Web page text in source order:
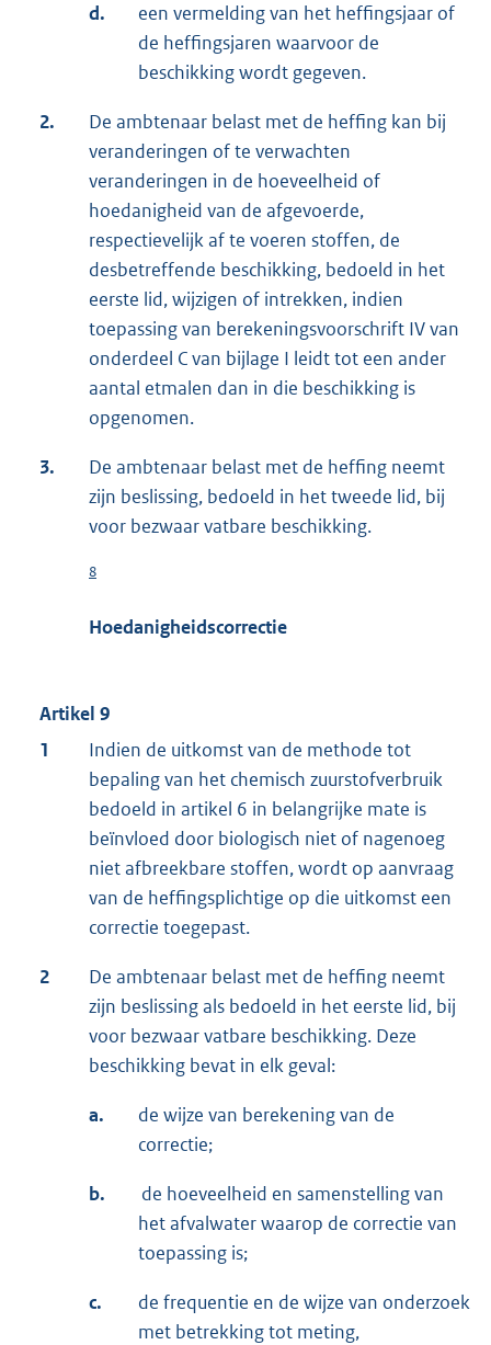
d.
een vermelding van het heffingsjaar of
de heffingsjaren waarvoor de
beschikking wordt gegeven.
2.
De ambtenaar belast met de heffing kan bij
veranderingen of te verwachten
veranderingen in de hoeveelheid of
hoedanigheid van de afgevoerde,
respectievelijk af te voeren stoffen, de
desbetreffende beschikking, bedoeld in het
eerste lid, wijzigen of intrekken, indien
toepassing van berekeningsvoorschrift IV van
onderdeel C van bijlage I leidt tot een ander
aantal etmalen dan in die beschikking is
opgenomen.
3.
De ambtenaar belast met de heffing neemt
zijn beslissing, bedoeld in het tweede lid, bij
voor bezwaar vatbare beschikking.
8
Hoedanigheidscorrectie
Artikel 9
1
Indien de uitkomst van de methode tot
bepaling van het chemisch zuurstofverbruik
bedoeld in artikel 6 in belangrijke mate is
beïnvloed door biologisch niet of nagenoeg
niet afbreekbare stoffen, wordt op aanvraag
van de heffingsplichtige op die uitkomst een
correctie toegepast.
2
De ambtenaar belast met de heffing neemt
zijn beslissing als bedoeld in het eerste lid, bij
voor bezwaar vatbare beschikking. Deze
beschikking bevat in elk geval:
a.
de wijze van berekening van de
correctie;
b.
de hoeveelheid en samenstelling van
het afvalwater waarop de correctie van
toepassing is;
c.
de frequentie en de wijze van onderzoek
met betrekking tot meting,